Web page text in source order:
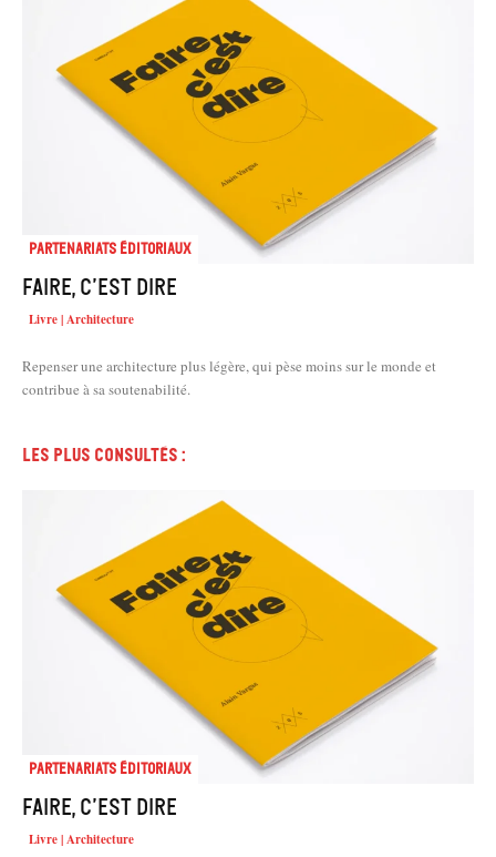
Partenariats éditoriaux
Faire, c’est dire
Livre | Architecture
Repenser une architecture plus légère, qui pèse moins sur le monde et
contribue à sa soutenabilité.
Les plus consultés :
Partenariats éditoriaux
Faire, c’est dire
Livre | Architecture